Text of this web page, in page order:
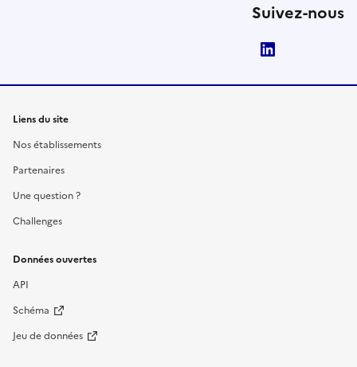
Suivez-nous
Liens du site
Nos établissements
Partenaires
Une question ?
Challenges
Données ouvertes
API
Schéma
Jeu de données